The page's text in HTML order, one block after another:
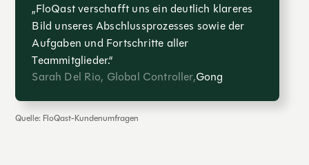
„FloQast verschafft uns ein deutlich klareres
Bild unseres Abschlussprozesses sowie der
Aufgaben und Fortschritte aller
Teammitglieder.“
Sarah Del Rio, Global Controller,Gong
Quelle: FloQast-Kundenumfragen